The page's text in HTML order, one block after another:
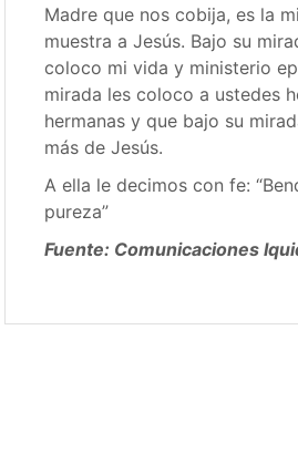
Madre que nos cobija, es la
muestra a Jesús. Bajo su
coloco mi vida y ministerio
mirada les coloco a ustedes
hermanas y que bajo su
más de Jesús.
A ella le decimos con fe:
pureza”
Fuente: Comunicaciones